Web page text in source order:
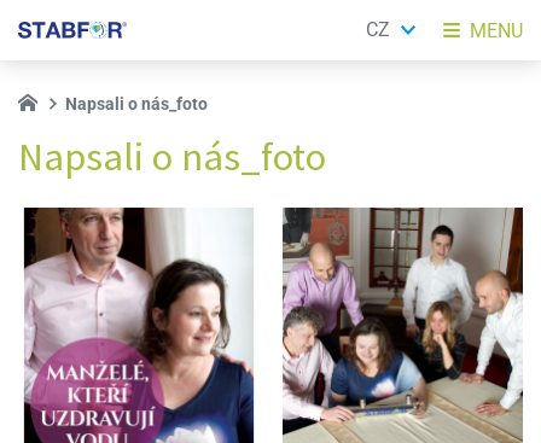
Napsali o nás_foto
Napsali o nás_foto
MENU
CZ